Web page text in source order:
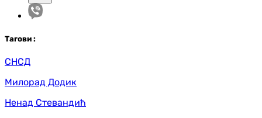
Тагови :
СНСД
Милорад Додик
Ненад Стевандић